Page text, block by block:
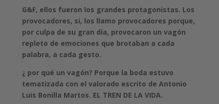
G&F, ellos fueron los grandes protagonistas. Los
provocadores, si, los llamo provocadores porque,
por culpa de su gran día, provocaron un vagón
repleto de emociones que brotaban a cada
palabra, a cada gesto.
¿ por qué un vagón? Porque la boda estuvo
tematizada con el valorado escrito de Antonio
Luis Bonilla Martos. EL TREN DE LA VIDA.